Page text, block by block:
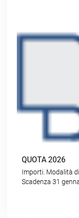
QUOTA 2026
Importi. Modalità
Scadenza 31